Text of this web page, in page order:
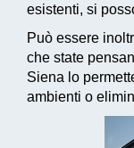
esistenti, si
Può essere
che state
Siena lo
ambienti o